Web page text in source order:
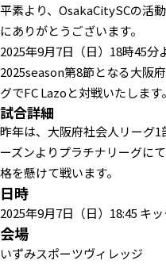
平素より、OsakaCitySCの活
にありがとうございます。
2025年9月7日（日）18時45分
2025season第8節となる大阪
グでFC Lazoと対戦いたします。
試合詳細
昨年は、大阪府社会人リーグ
ーズンよりプラチナリーグに
格を懸けて戦います。
日時
2025年9月7日（日）18:45 キ
会場
いずみスポーツヴィレッジ